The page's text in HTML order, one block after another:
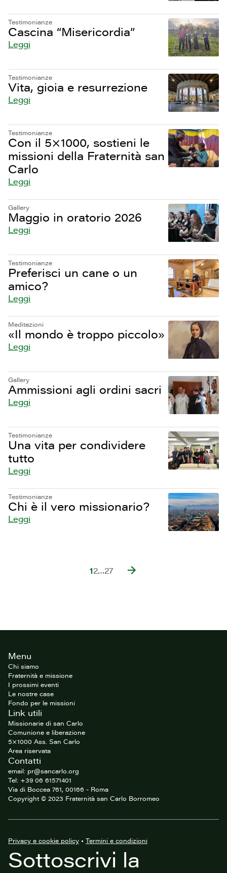
Testimonianze
Cascina “Misericordia”
Leggi
Testimonianze
Vita, gioia e resurrezione
Leggi
Testimonianze
Con il 5×1000, sostieni le
missioni della Fraternità san
Carlo
Leggi
Gallery
Maggio in oratorio 2026
Leggi
Testimonianze
Preferisci un cane o un
amico?
Leggi
Meditazioni
«Il mondo è troppo piccolo»
Leggi
Gallery
Ammissioni agli ordini sacri
Leggi
Testimonianze
Una vita per condividere
tutto
Leggi
Testimonianze
Chi è il vero missionario?
Leggi
12…27
FooterMenu
Chi siamo
Fraternità e missione
I prossimi eventi
Le nostre case
Fondo per le missioni
Link utili
Missionarie di san Carlo
Comunione e liberazione
5×1000 Ass. San Carlo
Area riservata
Contatti
email: pr@sancarlo.org
Tel: +39 06 61571401
Via di Boccea 761, 00166 - Roma
Copyright © 2023 Fraternità san Carlo Borromeo
Privacy e cookie policy • Termini e condizioni
Sottoscrivi la